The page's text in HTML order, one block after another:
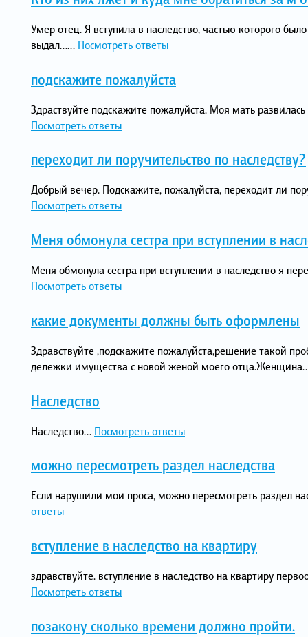
Умер отец. Я вступила в наследство, частью которого
выдал…... Посмотреть ответы
подскажите пожалуйста
Здраствуйте подскажите пожалуйста. Моя мать
Посмотреть ответы
переходит ли поручительство по наследству?
Добрый вечер. Подскажите, пожалуйста, переходит ли
Посмотреть ответы
Меня обмонула сестра при вступлении в
Меня обмонула сестра при вступлении в наследство я
Посмотреть ответы
какие документы должны быть оформлены
Здравствуйте ,подскажите пожалуйста,решение такой
дележки имущества с новой женой моего
Наследство
Наследство... Посмотреть ответы
можно пересмотреть раздел наследства
Если нарушили мои проса, можно пересмотреть раздел
ответы
вступление в наследство на квартиру
здравствуйте. вступление в наследство на квартиру
Посмотреть ответы
позакону сколько времени должно пройти.